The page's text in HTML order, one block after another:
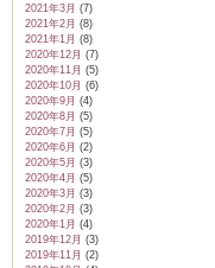
2021年3月 (7)
2021年2月 (8)
2021年1月 (8)
2020年12月 (7)
2020年11月 (5)
2020年10月 (6)
2020年9月 (4)
2020年8月 (5)
2020年7月 (5)
2020年6月 (2)
2020年5月 (3)
2020年4月 (5)
2020年3月 (3)
2020年2月 (3)
2020年1月 (4)
2019年12月 (3)
2019年11月 (2)